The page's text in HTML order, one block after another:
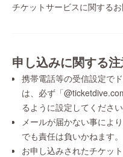
チケットサービスに関する
申し込みに関する
携帯電話等の受信設定で
は、必ず「
るように設定してください
メールが届かない事によ
でも責任は負いかねます。
お申し込みされたチケッ